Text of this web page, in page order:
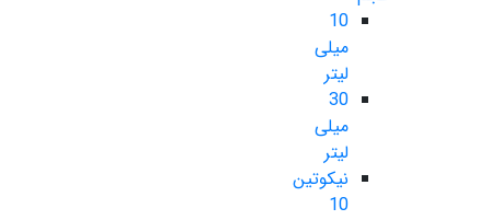
10
میلی
لیتر
30
میلی
لیتر
نیکوتین
10